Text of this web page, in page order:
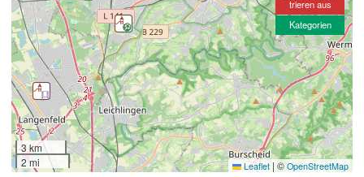
3 km
2 mi
Leaflet | © OpenStreetMap
trieren aus
Kategorien